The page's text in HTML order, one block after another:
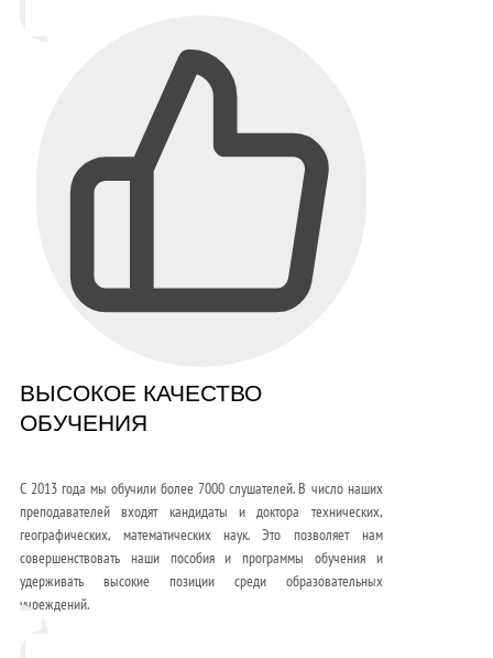
ВЫСОКОЕ КАЧЕСТВО
ОБУЧЕНИЯ
С 2013 года мы обучили более 7000 слушателей. В число наших
преподавателей входят кандидаты и доктора технических,
географических, математических наук. Это позволяет нам
совершенствовать наши пособия и программы обучения и
удерживать высокие позиции среди образовательных
учреждений.